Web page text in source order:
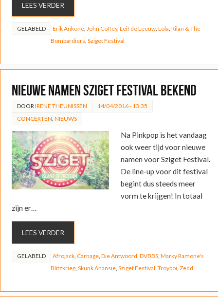
LEES VERDER
GELABELD Erik Ankoné, John Coffey, Leif de Leeuw, Lola Rilan & The
Bombardiers Sziget Festival
Nieuwe namen Sziget Festival bekend
DOOR IRENE THEUNISSEN
14/04/2016 - 13:35
CONCERTEN NIEUWS
Na Pinkpop is het vandaag
ook weer tijd voor nieuwe
namen voor Sziget Festival.
De line-up voor dit festival
begint dus steeds meer
vorm te krijgen! In totaal
zijn er…
LEES VERDER
GELABELD Afrojack, Carnage, Die Antwoord DVBBS, Marky Ramone's
Blitzkrieg, Skunk Anansie, Sziget Festival Troyboi, Zedd